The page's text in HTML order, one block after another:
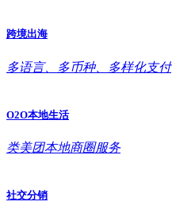
跨境出海
多语言、多币种、多样化支付
O2O本地生活
类美团本地商圈服务
社交分销